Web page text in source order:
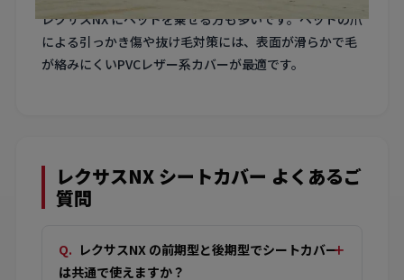
レクサスNX にペットを乗せる方も多いです。ペットの爪
による引っかき傷や抜け毛対策には、表面が滑らかで毛
が絡みにくいPVCレザー系カバーが最適です。
レクサスNX シートカバー よくあるご
質問
レクサスNX の前期型と後期型でシートカバー
は共通で使えますか？